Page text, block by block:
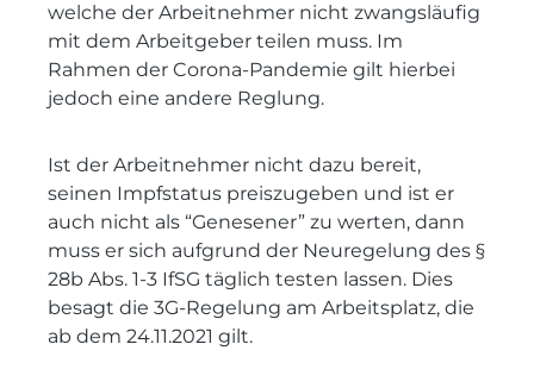
welche der Arbeitnehmer nicht zwangsläufig
mit dem Arbeitgeber teilen muss. Im
Rahmen der Corona-Pandemie gilt hierbei
jedoch eine andere Reglung.
Ist der Arbeitnehmer nicht dazu bereit,
seinen Impfstatus preiszugeben und ist er
auch nicht als “Genesener” zu werten, dann
muss er sich aufgrund der Neuregelung des §
28b Abs. 1-3 IfSG täglich testen lassen. Dies
besagt die 3G-Regelung am Arbeitsplatz, die
ab dem 24.11.2021 gilt.